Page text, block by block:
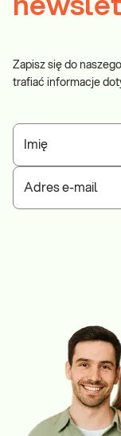
Zapisz się do
trafiać informacje
Imię
Adres e-mail